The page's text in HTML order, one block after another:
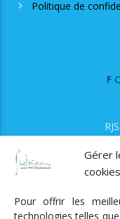
Gérer
cookies
Pour offrir les
technologies telles
Politique de